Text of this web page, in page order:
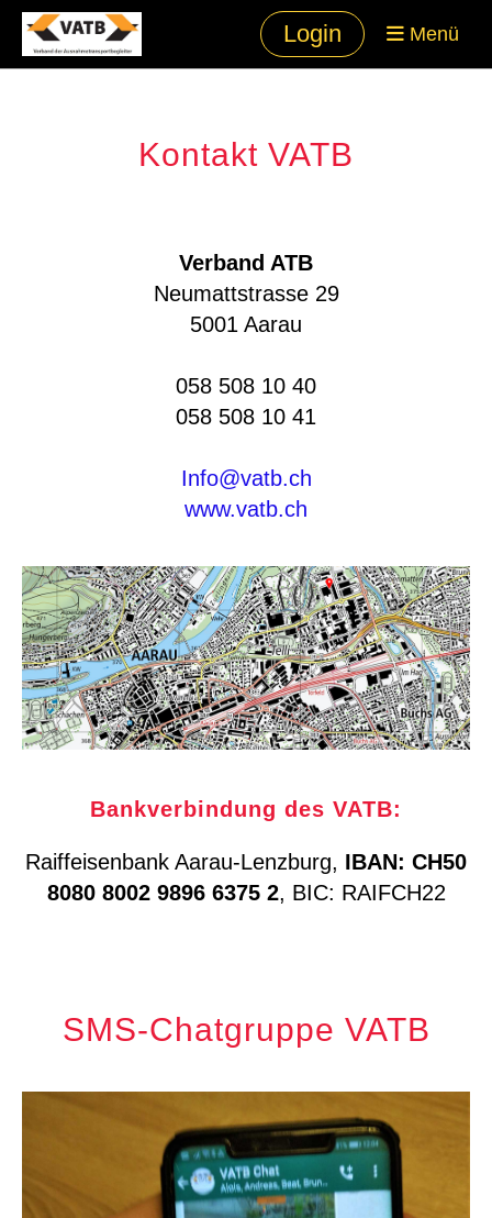
Login Menü
Kontakt VATB
Verband ATB
Neumattstrasse 29
5001 Aarau
058 508 10 40
058 508 10 41
Info@vatb.ch
www.vatb.ch
Bankverbindung des VATB:
Raiffeisenbank Aarau-Lenzburg, IBAN: CH50
8080 8002 9896 6375 2, BIC: RAIFCH22
SMS-Chatgruppe VATB